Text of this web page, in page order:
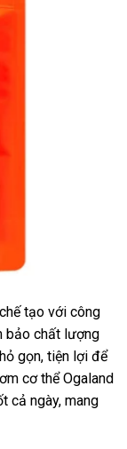
tạo với công
bảo chất lượng
gọn, tiện lợi để
cơ thể Ogaland
cả ngày, mang